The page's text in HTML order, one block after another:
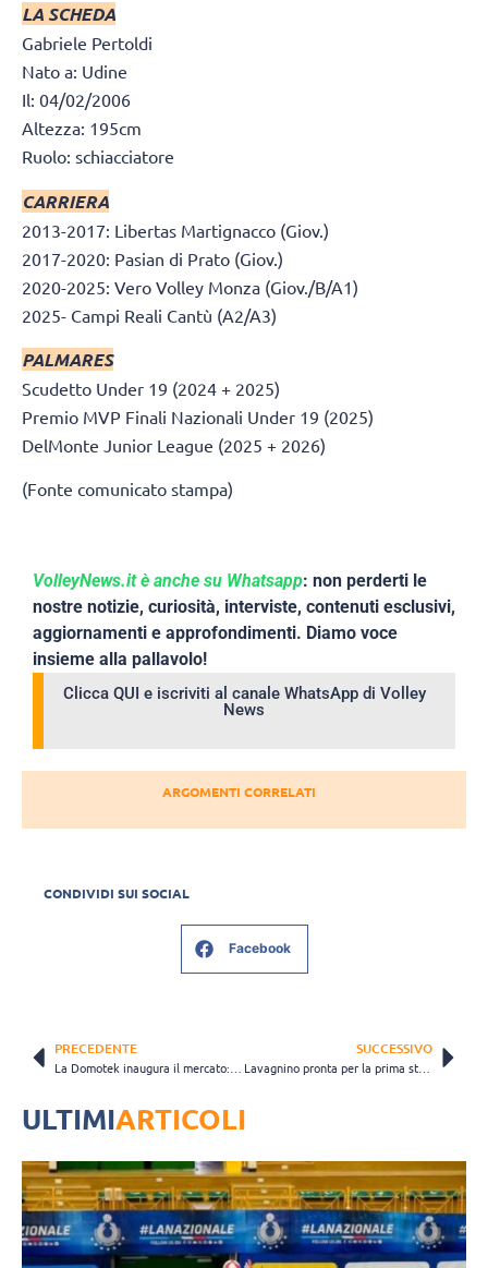
LA SCHEDA
Gabriele Pertoldi
Nato a: Udine
Il: 04/02/2006
Altezza: 195cm
Ruolo: schiacciatore
CARRIERA
2013-2017: Libertas Martignacco (Giov.)
2017-2020: Pasian di Prato (Giov.)
2020-2025: Vero Volley Monza (Giov./B/A1)
2025- Campi Reali Cantù (A2/A3)
PALMARES
Scudetto Under 19 (2024 + 2025)
Premio MVP Finali Nazionali Under 19 (2025)
DelMonte Junior League (2025 + 2026)
(Fonte comunicato stampa)
VolleyNews.it è anche su Whatsapp: non perderti le
nostre notizie, curiosità, interviste, contenuti esclusivi,
aggiornamenti e approfondimenti. Diamo voce
insieme alla pallavolo!
Clicca QUI e iscriviti al canale WhatsApp di Volley
News
ARGOMENTI CORRELATI
CONDIVIDI SUI SOCIAL
Facebook
PRECEDENTE SUCCESSIVO
Lavagnino pronta per la prima stagione in A2: è il nuovo acquisto di Fasano
ULTIMIARTICOLI